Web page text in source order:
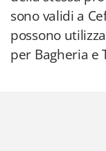
sono validi a
possono
per Bagheria e